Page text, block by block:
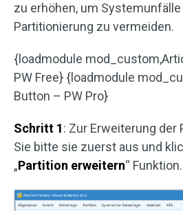
zu erhöhen, um
Partitionierung zu vermeiden.
{loadmodule
PW Free} {loadmodule
Button – PW Pro}
Schritt 1: Zur Erweiterung der
Sie bitte sie zuerst aus und
„Partition erweitern“ Funktion.